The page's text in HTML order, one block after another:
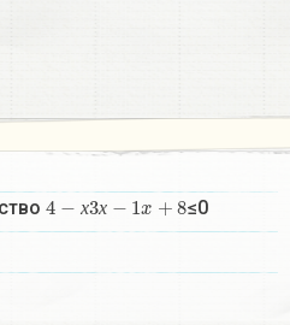
х
4 − х
х
3х−1 x+8 ≤0​